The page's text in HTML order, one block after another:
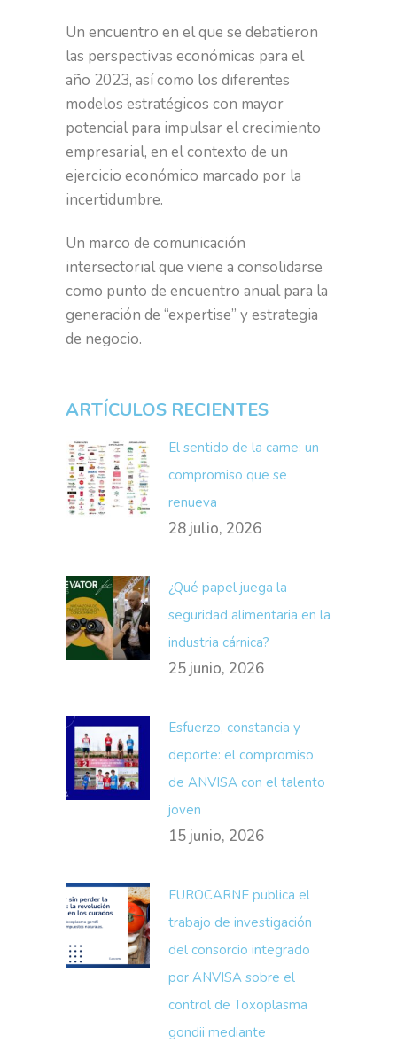
Un encuentro en el que se debatieron
las perspectivas económicas para el
año 2023, así como los diferentes
modelos estratégicos con mayor
potencial para impulsar el crecimiento
empresarial, en el contexto de un
ejercicio económico marcado por la
incertidumbre.
Un marco de comunicación
intersectorial que viene a consolidarse
como punto de encuentro anual para la
generación de “expertise” y estrategia
de negocio.
ARTÍCULOS RECIENTES
El sentido de la carne: un
compromiso que se
renueva
28 julio, 2026
¿Qué papel juega la
seguridad alimentaria en la
industria cárnica?
25 junio, 2026
Esfuerzo, constancia y
deporte: el compromiso
de ANVISA con el talento
joven
15 junio, 2026
EUROCARNE publica el
trabajo de investigación
del consorcio integrado
por ANVISA sobre el
control de Toxoplasma
gondii mediante